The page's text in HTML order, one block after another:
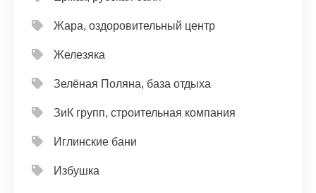
Жара, оздоровительный центр
Железяка
Зелёная Поляна, база отдыха
ЗиК групп, строительная компания
Иглинские бани
Избушка